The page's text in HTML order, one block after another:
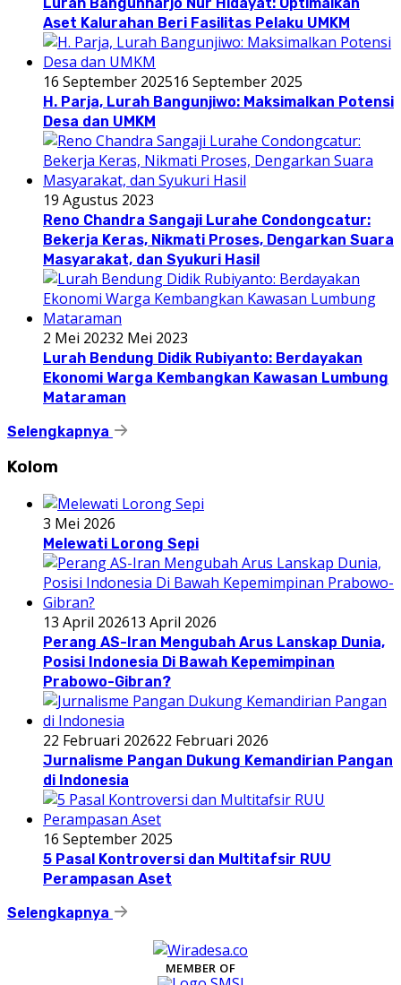
Aset Kalurahan Beri Fasilitas Pelaku UMKM
16 September 202516 September 2025
H. Parja, Lurah Bangunjiwo: Maksimalkan Potensi
Desa dan UMKM
19 Agustus 2023
Reno Chandra Sangaji Lurahe Condongcatur:
Bekerja Keras, Nikmati Proses, Dengarkan Suara
Masyarakat, dan Syukuri Hasil
2 Mei 20232 Mei 2023
Lurah Bendung Didik Rubiyanto: Berdayakan
Ekonomi Warga Kembangkan Kawasan Lumbung
Mataraman
Selengkapnya
Kolom
3 Mei 2026
Melewati Lorong Sepi
13 April 202613 April 2026
Perang AS-Iran Mengubah Arus Lanskap Dunia,
Posisi Indonesia Di Bawah Kepemimpinan
Prabowo-Gibran?
22 Februari 202622 Februari 2026
Jurnalisme Pangan Dukung Kemandirian Pangan
di Indonesia
16 September 2025
5 Pasal Kontroversi dan Multitafsir RUU
Perampasan Aset
Selengkapnya
MEMBER OF